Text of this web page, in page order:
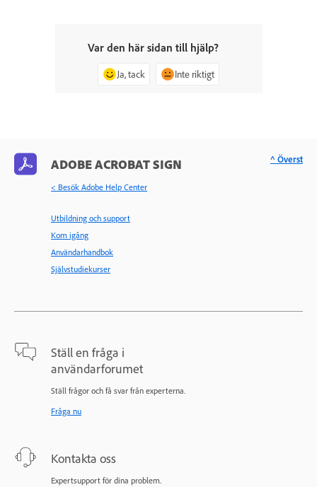
Var den här sidan till hjälp?
Ja, tack Inte riktigt
ADOBE ACROBAT SIGN
< Besök Adobe Help Center
Utbildning och support
Kom igång
Användarhandbok
Självstudiekurser
Ställ en fråga i
användarforumet
Ställ frågor och få svar från experterna.
Fråga nu
Kontakta oss
Expertsupport för dina problem.
^ Överst